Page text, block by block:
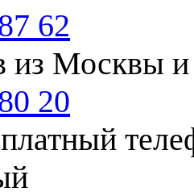
62
из Москвы
20